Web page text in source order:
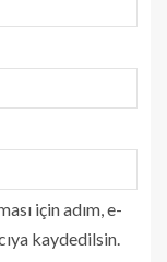
için adım, e-
kaydedilsin.